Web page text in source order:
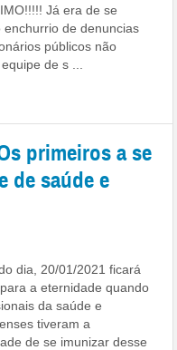
Já era de se
enchurrio de denuncias
públicos não
de s ...
primeiros a se
de saúde e
dia, 20/01/2021 ficará
a eternidade quando
da saúde e
tiveram a
de se imunizar desse